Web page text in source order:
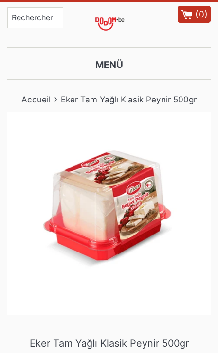
Passer
(0)
MENÜ
Accueil › Eker Tam Yağlı Klasik Peynir 500gr
Eker Tam Yağlı Klasik Peynir 500gr